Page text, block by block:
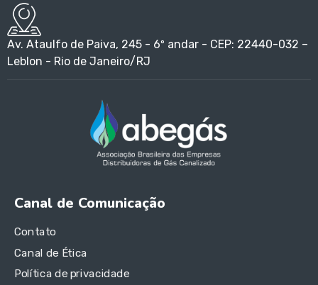
Av. Ataulfo de Paiva, 245 - 6º andar - CEP: 22440-032 –
Leblon - Rio de Janeiro/RJ
Canal de Comunicação
Contato
Canal de Ética
Política de privacidade